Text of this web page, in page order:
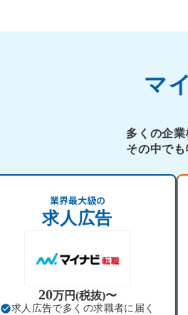
マ
多くの企
その中で
業界最大級の
求人広告
20万円(税抜)〜
check_circle求人広告で多くの求職者に届く